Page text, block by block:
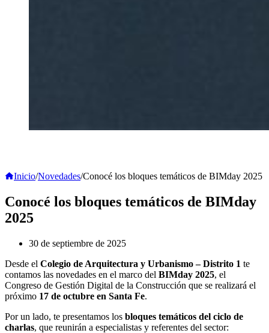
Inicio/Novedades/Conocé los bloques temáticos de BIMday 2025
Conocé los bloques temáticos de BIMday
2025
30 de septiembre de 2025
Desde el Colegio de Arquitectura y Urbanismo – Distrito 1 te
contamos las novedades en el marco del BIMday 2025, el
Congreso de Gestión Digital de la Construcción que se realizará el
próximo 17 de octubre en Santa Fe.
Por un lado, te presentamos los bloques temáticos del ciclo de
charlas, que reunirán a especialistas y referentes del sector: